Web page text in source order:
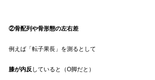
②骨配列や骨形態の左右差
例えば「転子果長」を測るとして
膝が内反 していると（O脚だと）